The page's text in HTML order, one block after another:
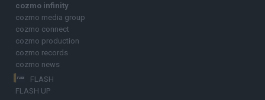
cozmo infinity
cozmo media group
cozmo connect
cozmo production
cozmo records
cozmo news
FLASH
FLASH UP